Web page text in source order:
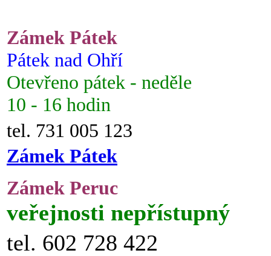
Zámek Pátek
Pátek nad Ohří
Otevřeno pátek - neděle
10 - 16 hodin
tel. 731 005 123
Zámek Pátek
Zámek Peruc
veřejnosti nepřístupný
tel. 602 728 422